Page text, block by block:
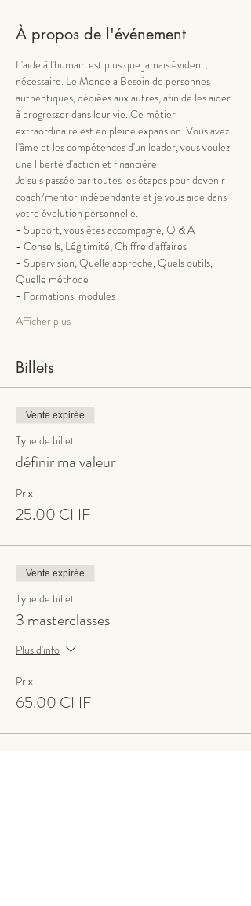
À propos de l'événement
L'aide à l'humain est plus que jamais évident,
nécessaire. Le Monde a Besoin de personnes
authentiques, dédiées aux autres, afin de les aider
à progresser dans leur vie. Ce métier
extraordinaire est en pleine expansion. Vous avez
l'âme et les compétences d'un leader, vous voulez
une liberté d'action et financière.
Je suis passée par toutes les étapes pour devenir
coach/mentor indépendante et je vous aide dans
votre évolution personnelle.
- Support, vous êtes accompagné, Q & A
- Conseils, Légitimité, Chiffre d'affaires
- Supervision, Quelle approche, Quels outils,
Quelle méthode
- Formations. modules
Afficher plus
Billets
Vente expirée
Type de billet
définir ma valeur
Prix
25.00 CHF
Vente expirée
Type de billet
3 masterclasses
Plus d'info
Prix
65.00 CHF